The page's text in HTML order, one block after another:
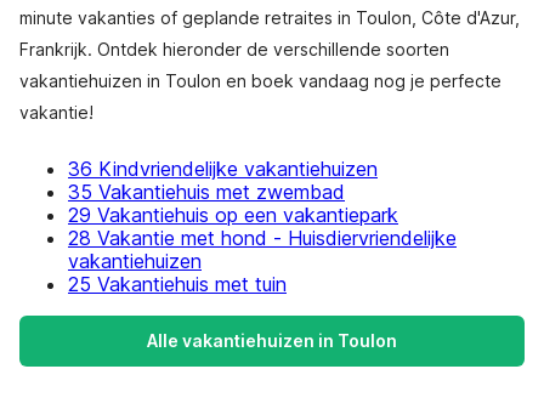
minute vakanties of geplande retraites in Toulon, Côte d'Azur,
Frankrijk. Ontdek hieronder de verschillende soorten
vakantiehuizen in Toulon en boek vandaag nog je perfecte
vakantie!
36 Kindvriendelijke vakantiehuizen
35 Vakantiehuis met zwembad
29 Vakantiehuis op een vakantiepark
28 Vakantie met hond - Huisdiervriendelijke
vakantiehuizen
25 Vakantiehuis met tuin
Alle vakantiehuizen in Toulon